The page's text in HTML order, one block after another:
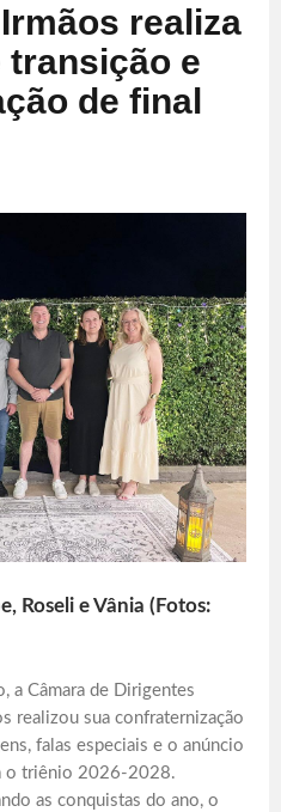
realiza
transição e
de final
Roseli e Vânia (Fotos:
a Câmara de Dirigentes
realizou sua confraternização
falas especiais e o anúncio
o triênio 2026-2028.
as conquistas do ano, o